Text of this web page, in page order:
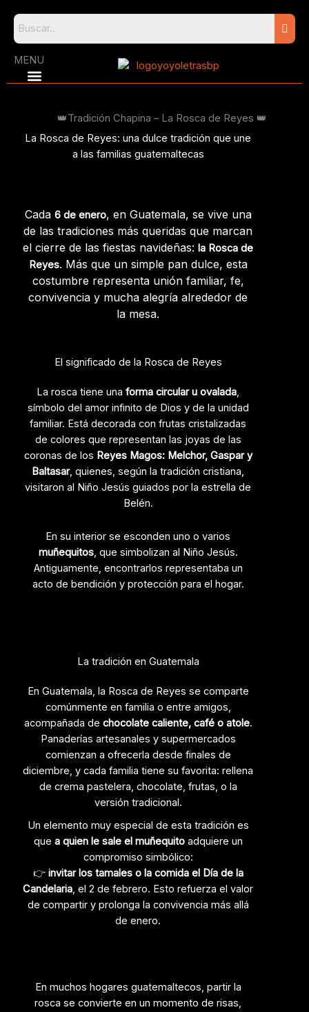
content
MENU
👑​​Tradición Chapina – La Rosca de Reyes 👑​​
La Rosca de Reyes: una dulce tradición que une
a las familias guatemaltecas
Cada 6 de enero, en Guatemala, se vive una
de las tradiciones más queridas que marcan
el cierre de las fiestas navideñas:la Rosca de
Reyes. Más que un simple pan dulce, esta
costumbre representa unión familiar, fe,
convivencia y mucha alegría alrededor de
la mesa.
El significado de la Rosca de Reyes
La rosca tiene unaforma circular u ovalada,
símbolo del amor infinito de Dios y de la unidad
familiar. Está decorada con frutas cristalizadas
de colores que representan las joyas de las
coronas de los Reyes Magos: Melchor, Gaspar y
Baltasar, quienes, según la tradición cristiana,
visitaron al Niño Jesús guiados por la estrella de
Belén.
En su interior se esconden uno o varios
muñequitos, que simbolizan al Niño Jesús.
Antiguamente, encontrarlos representaba un
acto de bendición y protección para el hogar.
La tradición en Guatemala
En Guatemala, la Rosca de Reyes se comparte
comúnmente en familia o entre amigos,
acompañada de chocolate caliente, café o atole.
Panaderías artesanales y supermercados
comienzan a ofrecerla desde finales de
diciembre, y cada familia tiene su favorita: rellena
de crema pastelera, chocolate, frutas, o la
versión tradicional.
Un elemento muy especial de esta tradición es
que a quien le sale el muñequitoadquiere un
compromiso simbólico:
👉 invitar los tamales o la comida el Día de la
Candelaria, el 2 de febrero. Esto refuerza el valor
de compartir y prolonga la convivencia más allá
de enero.
En muchos hogares guatemaltecos, partir la
rosca se convierte en un momento de risas,